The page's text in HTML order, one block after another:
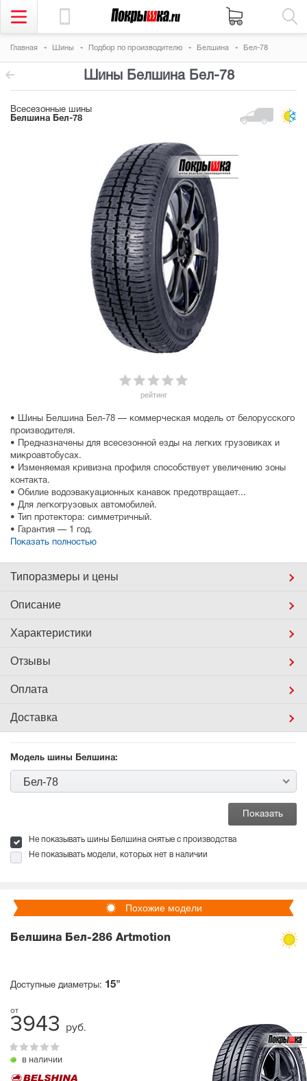
Главная Шины Подбор по производителю Белшина Бел-78
Шины Белшина Бел-78
Всесезонные шины
Белшина Бел-78
рейтинг
• Шины Белшина Бел-78 — коммерческая модель от белорусского
производителя.
• Предназначены для всесезонной езды на легких грузовиках и
микроавтобусах.
• Изменяемая кривизна профиля способствует увеличению зоны
контакта.
• Обилие водоэвакуационных канавок предотвращает...
• Для легкогрузовых автомобилей.
• Тип протектора: симметричный.
• Гарантия — 1 год.
Показать полностью
Типоразмеры и цены
Описание
Характеристики
Отзывы
Оплата
Доставка
Модель шины Белшина:
Бел-78
Не показывать шины Белшина снятые с производства
Не показывать модели, которых нет в наличии
Похожие модели
Белшина Бел-286 Artmotion
Доступные диаметры: 15"
3943 руб.
в наличии